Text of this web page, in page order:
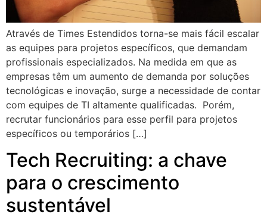
Através de Times Estendidos torna-se mais fácil escalar
as equipes para projetos específicos, que demandam
profissionais especializados. Na medida em que as
empresas têm um aumento de demanda por soluções
tecnológicas e inovação, surge a necessidade de contar
com equipes de TI altamente qualificadas. Porém,
recrutar funcionários para esse perfil para projetos
específicos ou temporários […]
Tech Recruiting: a chave
para o crescimento
sustentável